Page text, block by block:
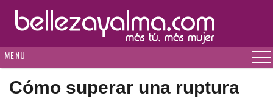
MENU
Cómo superar una ruptura